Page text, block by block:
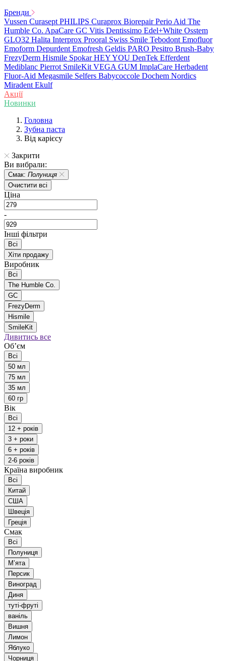
Бренди
Vussen Curasept PHILIPS Curaprox Biorepair Perio Aid The
Humble Co. ApaCare GC Vitis Dentissimo Edel+White Osstem
GLO32 Halita Interprox Prooral Swiss Smile Tebodont Emofluor
Emoform Depurdent Emofresh Geldis PARO Pesitro Brush-Baby
FrezyDerm Hismile Spokar HEY YOU DenTek Efferdent
Mediblanc Pierrot SmileKit VEGA GUM ImplaCare Herbadent
Fluor-Aid Megasmile Selfers Babycoccole Dochem Nordics
Miradent Ekulf
Акції
Новинки
Головна
Зубна паста
Від карієсу
Закрити
Ви вибрали:
Смак: Полуниця
Очистити всі
Ціна
-
Інші фільтри
Всі
Хіти продажу
Виробник
Всі
The Humble Co.
GC
FrezyDerm
Hismile
SmileKit
Дивитись все
Обʼєм
Всі
50 мл
75 мл
35 мл
60 гр
Вік
Всі
12 + років
3 + роки
6 + років
2-6 років
Країна виробник
Всі
Китай
США
Швеція
Греція
Смак
Всі
Полуниця
Мʼята
Персик
Виноград
Диня
туті-фруті
ваніль
Вишня
Лимон
Яблуко
Чорниця